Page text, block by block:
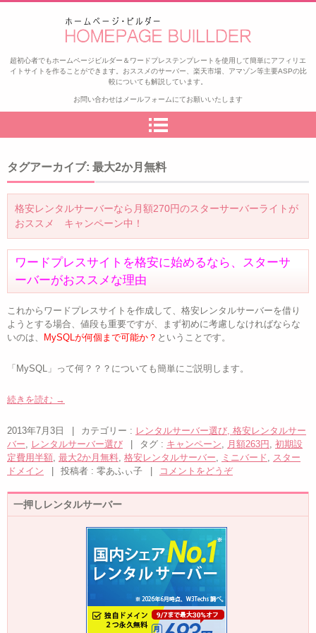
ゼロから始めるアフィリエイト
超初心者でもホームページビルダー＆ワードプレステンプレートを使用して簡単にアフィリエ
イトサイトを作ることができます。おススメのサーバー、楽天市場、アマゾン等主要ASPの比
較についても解説しています。
お問い合わせはメールフォームにてお願いいたします
タグアーカイブ: 最大2か月無料
格安レンタルサーバーなら月額270円のスターサーバーライトが
おススメ キャンペーン中！
ワードプレスサイトを格安に始めるなら、スターサ
ーバーがおススメな理由
これからワードプレスサイトを作成して、格安レンタルサーバーを借り
ようとする場合、値段も重要ですが、まず初めに考慮しなければならな
いのは、
MySQLが何個まで可能か？ ということです。
「MySQL」って何？？？についても簡単にご説明します。
続きを読む →
2013年7月3日 カテゴリー : レンタルサーバー選び, 格安レンタルサー
バー, レンタルサーバー選び タグ : キャンペーン, 月額263円 , 初期設
定費用半額, 最大2か月無料, 格安レンタルサーバー, ミニバード, スター
ドメイン
投稿者 : 零あふぃ子 コメントをどうぞ
一押しレンタルサーバー